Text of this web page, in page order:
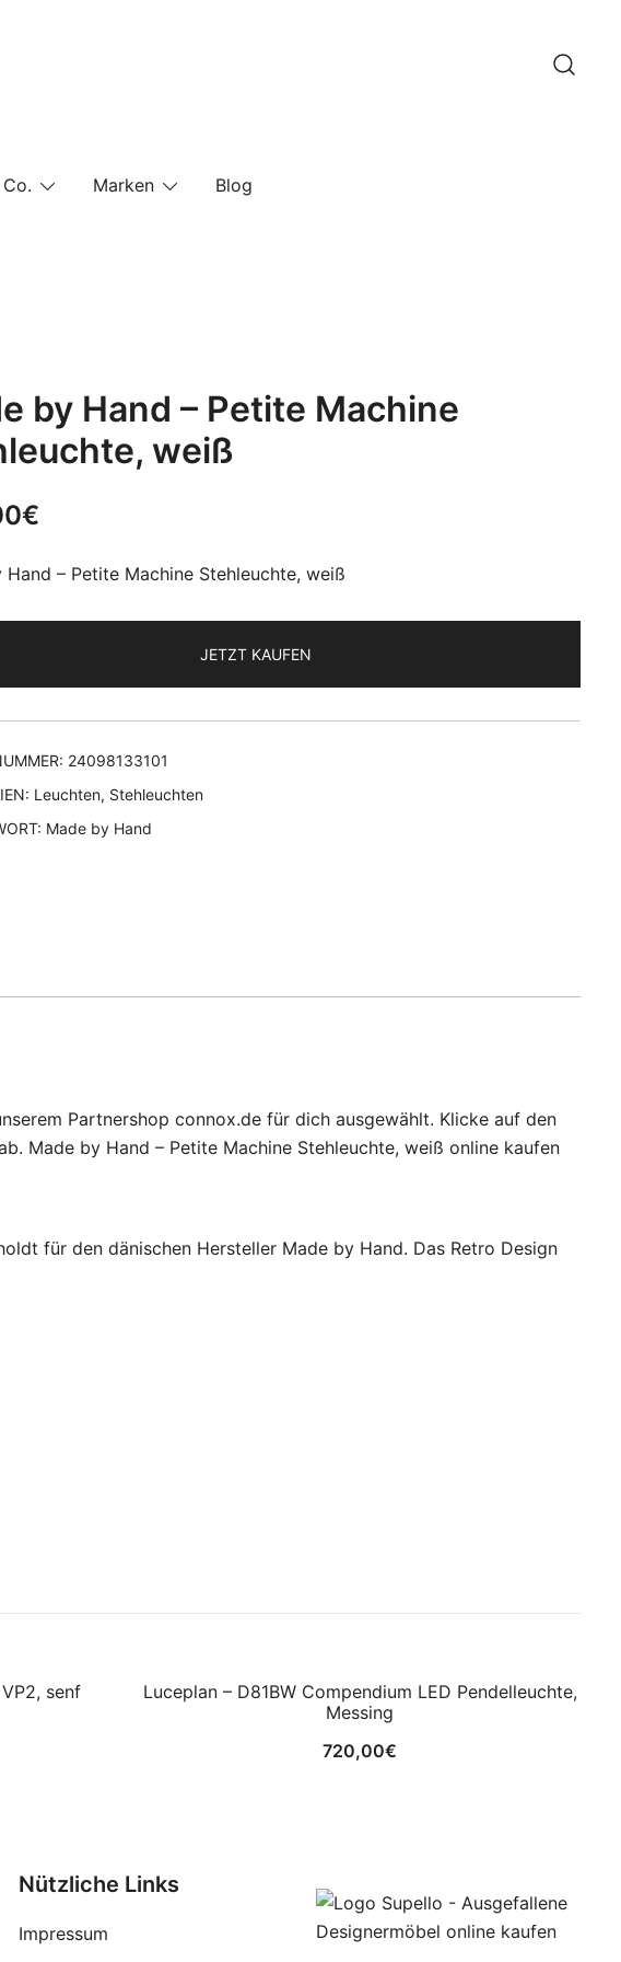
Marken Blog
by Hand – Petite Machine
weiß
€
Hand – Petite Machine Stehleuchte, weiß
JETZT KAUFEN
24098133101
Leuchten, Stehleuchten
Made by Hand
Partnershop connox.de für dich ausgewählt. Klicke auf den
Made by Hand – Petite Machine Stehleuchte, weiß online kaufen
für den dänischen Hersteller Made by Hand. Das Retro Design
senf
Luceplan – D81BW Compendium LED Pendelleuchte,
Messing
720,00€
Nützliche Links
Impressum